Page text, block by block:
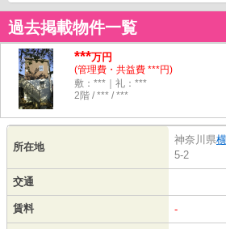
過去掲載物件一覧
***万円
(管理費・共益費 ***円)
敷：***｜礼：***
2階 / *** / ***
所在地
神奈川県
5-2
交通
賃料 -